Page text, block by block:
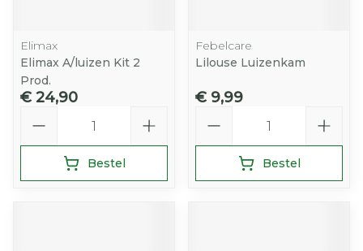
Elimax
Elimax A/luizen Kit 2
Prod.
€ 24,90
Bestel
Febelcare
Lilouse Luizenkam
€ 9,99
Bestel